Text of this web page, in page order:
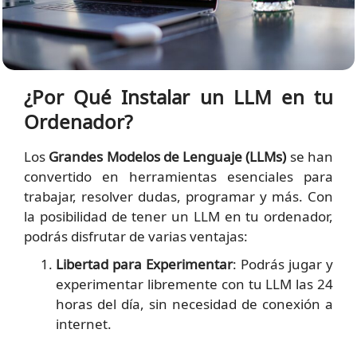
¿Por Qué Instalar un LLM en tu
Ordenador?
Los Grandes Modelos de Lenguaje (LLMs) se han
convertido en herramientas esenciales para
trabajar, resolver dudas, programar y más. Con
la posibilidad de tener un LLM en tu ordenador,
podrás disfrutar de varias ventajas:
Libertad para Experimentar: Podrás jugar y
experimentar libremente con tu LLM las 24
horas del día, sin necesidad de conexión a
internet.